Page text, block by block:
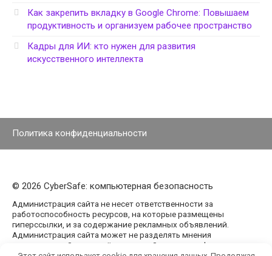
Как закрепить вкладку в Google Chrome: Повышаем
продуктивность и организуем рабочее пространство
Кадры для ИИ: кто нужен для развития
искусственного интеллекта
Политика конфиденциальности
© 2026 CyberSafe: компьютерная безопасность
Администрация сайта не несет ответственности за
работоспособность ресурсов, на которые размещены
гиперссылки, и за содержание рекламных объявлений.
Администрация сайта может не разделять мнения
авторов статей, размещённых на сайте agencypark.ru.